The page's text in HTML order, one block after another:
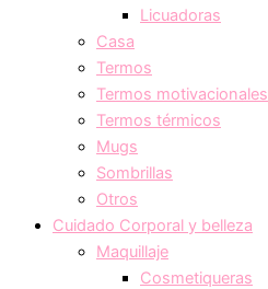
Licuadoras
Casa
Termos
Termos motivacionales
Termos térmicos
Mugs
Sombrillas
Otros
Cuidado Corporal y belleza
Maquillaje
Cosmetiqueras